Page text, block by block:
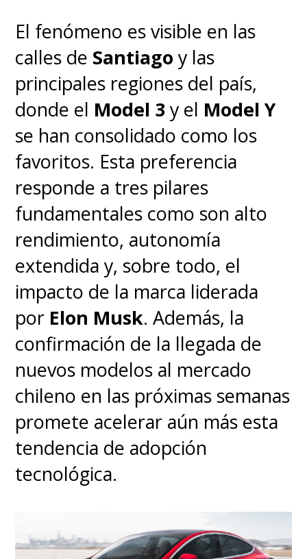
El fenómeno es visible en las
calles de Santiago y las
principales regiones del país,
donde el Model 3 y el Model Y
se han consolidado como los
favoritos. Esta preferencia
responde a tres pilares
fundamentales como son alto
rendimiento, autonomía
extendida y, sobre todo, el
impacto de la marca liderada
por Elon Musk. Además, la
confirmación de la llegada de
nuevos modelos al mercado
chileno en las próximas semanas
promete acelerar aún más esta
tendencia de adopción
tecnológica.